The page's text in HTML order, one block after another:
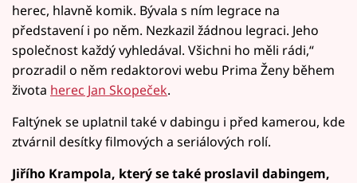
herec, hlavně komik. Bývala s ním legrace na
představení i po něm. Nezkazil žádnou legraci. Jeho
společnost každý vyhledával. Všichni ho měli rádi,“
prozradil o něm redaktorovi webu Prima Ženy během
života herec Jan Skopeček.
Faltýnek se uplatnil také v dabingu i před kamerou, kde
ztvárnil desítky filmových a seriálových rolí.
Jiřího Krampola, který se také proslavil dabingem,